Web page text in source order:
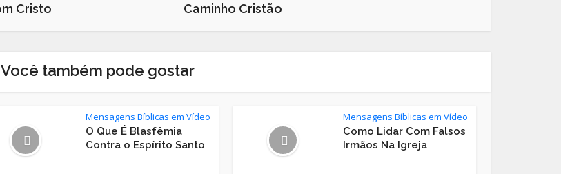
Cristo
Caminho Cristão
Você também pode gostar
Mensagens Bíblicas em Vídeo
O Que É Blasfêmia
Contra o Espírito Santo
Mensagens Bíblicas em Vídeo
Como Lidar Com Falsos
Irmãos Na Igreja